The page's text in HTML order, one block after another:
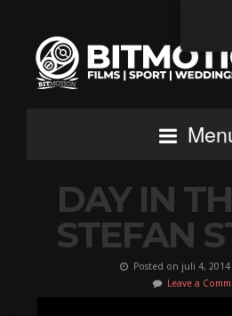
DAY IN
STEFAN
Posted on juli 4,
Leave a